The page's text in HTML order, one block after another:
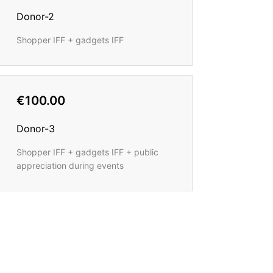
Donor-2
Shopper IFF + gadgets IFF
€100.00
Donor-3
Shopper IFF + gadgets IFF + public
appreciation during events